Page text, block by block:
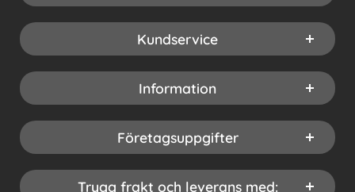
Kundservice
Information
Företagsuppgifter
Trygg frakt och leverans med: